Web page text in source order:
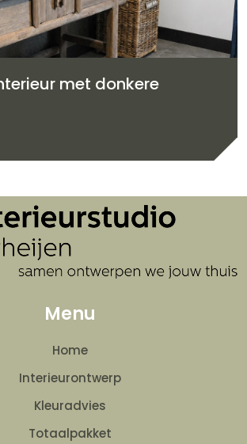
met donkere
Menu
Home
Interieurontwerp
Kleuradvies
Totaalpakket